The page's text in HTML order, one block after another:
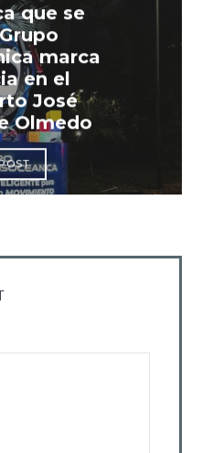
que se
marca
en el
José
Olmedo